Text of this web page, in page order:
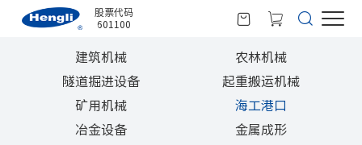
股票代码
601100
建筑机械
农林机械
隧道掘进设备
起重搬运机械
矿用机械
海工港口
冶金设备
金属成形